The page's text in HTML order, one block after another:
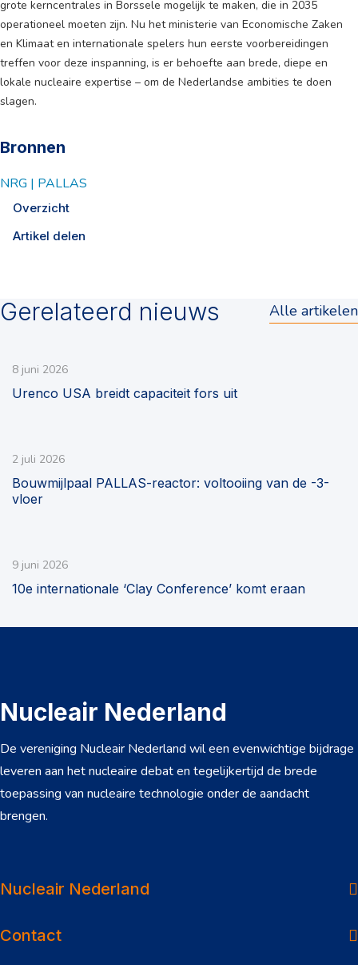
grote kerncentrales in Borssele mogelijk te maken, die in 2035
operationeel moeten zijn. Nu het ministerie van Economische Zaken
en Klimaat en internationale spelers hun eerste voorbereidingen
treffen voor deze inspanning, is er behoefte aan brede, diepe en
lokale nucleaire expertise – om de Nederlandse ambities te doen
slagen.
Bronnen
NRG | PALLAS
Overzicht
Artikel delen
Gerelateerd nieuws Alle artikelen
Urenco USA breidt capaciteit fors uit
8 juni 2026
Bouwmijlpaal PALLAS-reactor: voltooiing van de -3-
vloer
2 juli 2026
10e internationale ‘Clay Conference’ komt eraan
9 juni 2026
Nucleair Nederland
De vereniging Nucleair Nederland wil een evenwichtige bijdrage
leveren aan het nucleaire debat en tegelijkertijd de brede
toepassing van nucleaire technologie onder de aandacht
brengen.
Nucleair Nederland
Contact